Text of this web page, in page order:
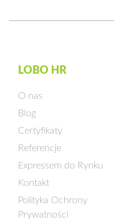
LOBO HR
O nas
Blog
Certyfikaty
Referencje
Expressem do Rynku
Kontakt
Polityka Ochrony
Prywatności